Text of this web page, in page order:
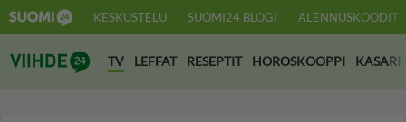
KESKUSTELU SUOMI24 BLOGI ALENNUSKOODIT
Suomi24 Viihde
TV LEFFAT RESEPTIT HOROSKOOPPI KASARI